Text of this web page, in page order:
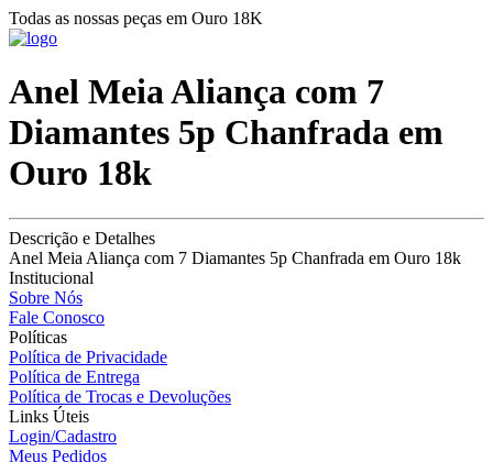
Todas as nossas peças em Ouro 18K
Anel Meia Aliança com 7
Diamantes 5p Chanfrada em
Ouro 18k
Descrição e Detalhes
Anel Meia Aliança com 7 Diamantes 5p Chanfrada em Ouro 18k
Institucional
Sobre Nós
Fale Conosco
Políticas
Política de Privacidade
Política de Entrega
Política de Trocas e Devoluções
Links Úteis
Login/Cadastro
Meus Pedidos